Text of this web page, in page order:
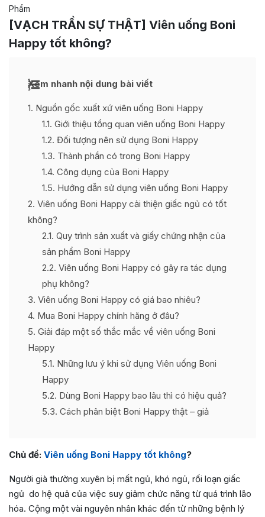
Phẩm
[VẠCH TRẦN SỰ THẬT] Viên uống Boni
Happy tốt không?
Xem nhanh nội dung bài viết
1 Nguồn gốc xuất xứ viên uống Boni Happy
1.1 Giới thiệu tổng quan viên uống Boni Happy
1.2 Đối tượng nên sử dụng Boni Happy
1.3 Thành phần có trong Boni Happy
1.4 Công dụng của Boni Happy
1.5 Hướng dẫn sử dụng viên uống Boni Happy
2 Viên uống Boni Happy cải thiện giấc ngủ có tốt
không?
2.1 Quy trình sản xuất và giấy chứng nhận của
sản phẩm Boni Happy
2.2 Viên uống Boni Happy có gây ra tác dụng
phụ không?
3 Viên uống Boni Happy có giá bao nhiêu?
4 Mua Boni Happy chính hãng ở đâu?
5 Giải đáp một số thắc mắc về viên uống Boni
Happy
5.1 Những lưu ý khi sử dụng Viên uống Boni
Happy
5.2 Dùng Boni Happy bao lâu thì có hiệu quả?
5.3 Cách phân biệt Boni Happy thật – giả
Chủ đề: Viên uống Boni Happy tốt không?
Người già thường xuyên bị mất ngủ, khó ngủ, rối loạn giấc
ngủ do hệ quả của việc suy giảm chức năng từ quá trình lão
hóa. Cộng một vài nguyên nhân khác đến từ những bệnh lý